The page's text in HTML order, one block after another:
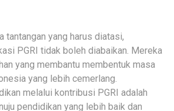
tantangan yang harus diatasi,
PGRI tidak boleh diabaikan. Mereka
yang membantu membentuk masa
yang lebih cemerlang.
melalui kontribusi PGRI adalah
pendidikan yang lebih baik dan